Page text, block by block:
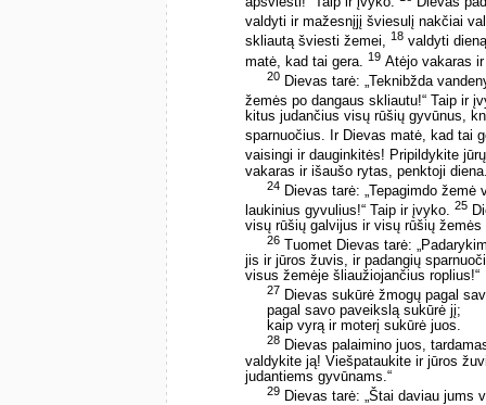
valdyti ir mažesnįjį šviesulį nakčiai
skliautą šviesti žemei, 18 valdyti
matė, kad tai gera.
19 Atėjo vakaras
20 Dievas tarė: „Teknibžda
žemės po dangaus skliautu!“ Taip ir
kitus judančius visų rūšių gyvūnus,
sparnuočius. Ir Dievas matė, kad tai
vaisingi ir dauginkitės! Pripildykite
vakaras ir išaušo rytas, penktoji
24 Dievas tarė: „Tepagimdo
laukinius gyvulius!“ Taip ir įvyko. 25
visų rūšių galvijus ir visų rūšių
26 Tuomet Dievas tarė:
jis ir jūros žuvis, ir padangių
visus žemėje šliaužiojančius roplius!“
27 Dievas sukūrė žmogų pagal
pagal savo paveikslą sukūrė jį;
kaip vyrą ir moterį sukūrė juos.
28 Dievas palaimino juos,
valdykite ją! Viešpataukite ir jūros
judantiems gyvūnams.“
29 Dievas tarė: „Štai daviau jums